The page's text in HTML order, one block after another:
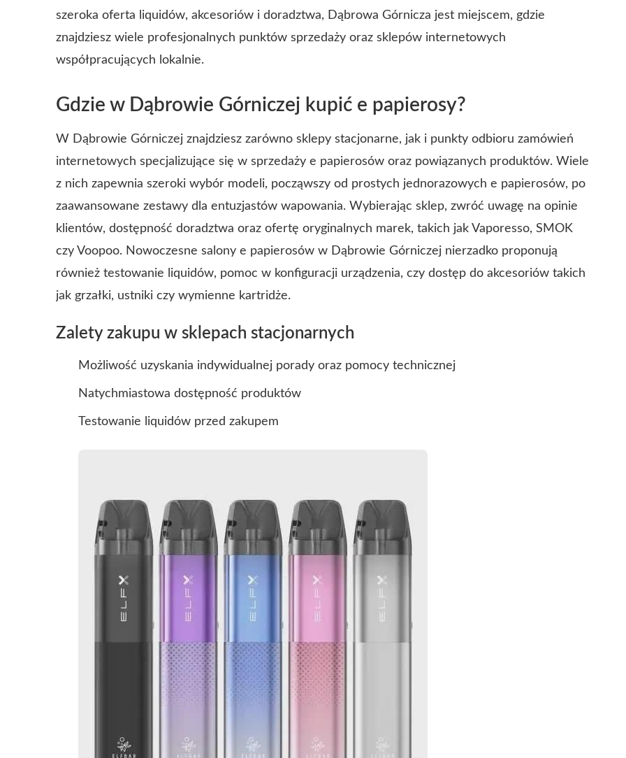
szeroka oferta liquidów, akcesoriów i doradztwa, Dąbrowa Górnicza jest miejscem, gdzie
znajdziesz wiele profesjonalnych punktów sprzedaży oraz sklepów internetowych
współpracujących lokalnie.
Gdzie w Dąbrowie Górniczej kupić e papierosy?
W Dąbrowie Górniczej znajdziesz zarówno sklepy stacjonarne, jak i punkty odbioru zamówień
internetowych specjalizujące się w sprzedaży e papierosów oraz powiązanych produktów. Wiele
z nich zapewnia szeroki wybór modeli, począwszy od prostych jednorazowych e papierosów, po
zaawansowane zestawy dla entuzjastów wapowania. Wybierając sklep, zwróć uwagę na opinie
klientów, dostępność doradztwa oraz ofertę oryginalnych marek, takich jak Vaporesso, SMOK
czy Voopoo. Nowoczesne salony e papierosów w Dąbrowie Górniczej nierzadko proponują
również testowanie liquidów, pomoc w konfiguracji urządzenia, czy dostęp do akcesoriów takich
jak grzałki, ustniki czy wymienne kartridże.
Zalety zakupu w sklepach stacjonarnych
Możliwość uzyskania indywidualnej porady oraz pomocy technicznej
Natychmiastowa dostępność produktów
Testowanie liquidów przed zakupem